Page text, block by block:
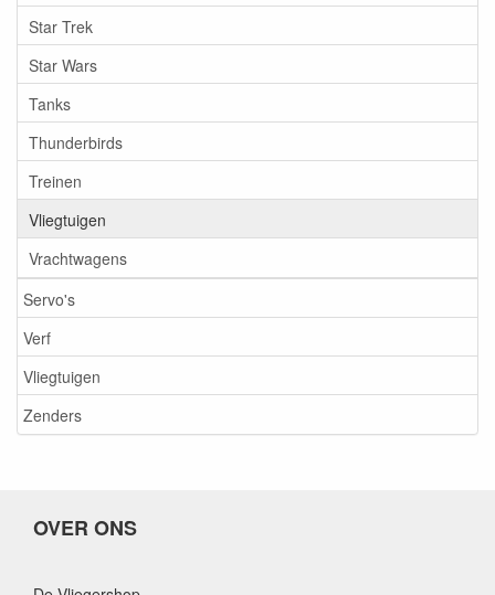
Star Trek
Star Wars
Tanks
Thunderbirds
Treinen
Vliegtuigen
Vrachtwagens
Servo's
Verf
Vliegtuigen
Zenders
OVER ONS